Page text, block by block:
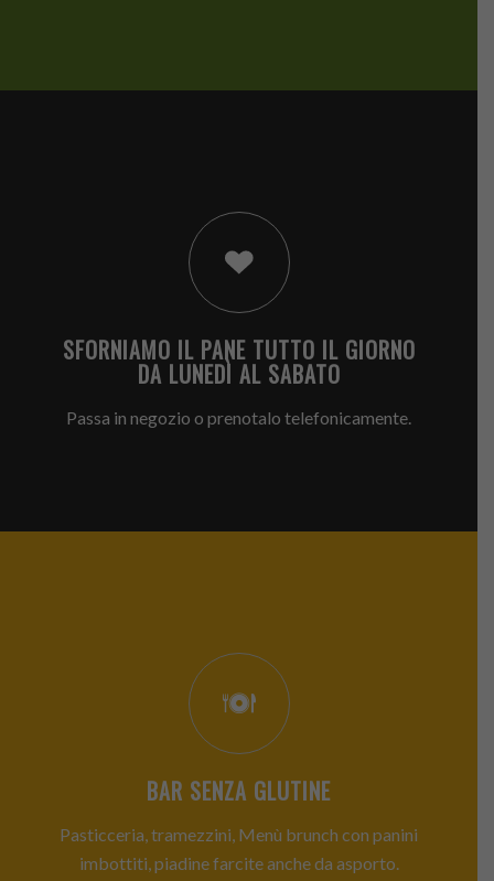
SFORNIAMO IL PANE TUTTO IL GIORNO
DA LUNEDÌ AL SABATO
Passa in negozio o prenotalo telefonicamente.
BAR SENZA GLUTINE
Pasticceria, tramezzini, Menù brunch con panini
imbottiti, piadine farcite anche da asporto.